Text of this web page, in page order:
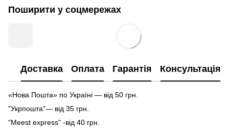
Поширити у соцмережах
Доставка Оплата Гарантія Консультація
«Нова Пошта» по Україні — від 50 грн.
"Укрпошта"— від 35 грн.
"Meest express" -від 40 грн.